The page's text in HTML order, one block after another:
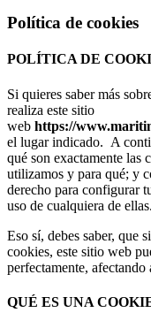
Política de cookies
POLÍTICA DE
Si quieres saber más
realiza este sitio
web https://
el lugar indicado. A
qué son exactamente las
utilizamos y para qué; y
derecho para configurar
uso de cualquiera de ellas.
Eso sí, debes saber, que
cookies, este sitio web
perfectamente,
QUÉ ES UNA